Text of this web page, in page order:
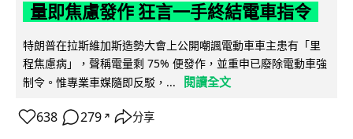
量即焦慮發作 狂言一手終結電車指令
特朗普在拉斯維加斯造勢大會上公開嘲諷電動車車主患有「里
程焦慮病」，聲稱電量剩 75% 便發作，並重申已廢除電動車強
制令。惟專業車媒隨即反駁，...
閱讀全文
638 279 ↗ 分享